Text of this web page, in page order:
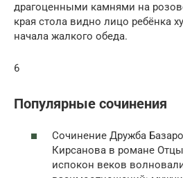
драгоценными камнями на
края стола видно лицо ребёнка
начала жалкого обеда.
6
Популярные сочинения
Сочинение Дружба
Кирсанова в романе
испокон веков